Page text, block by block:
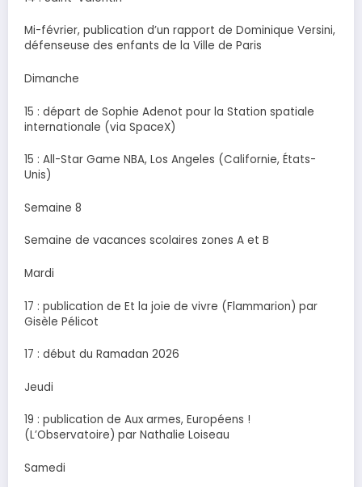
Mi-février, publication d’un rapport de Dominique Versini,
défenseuse des enfants de la Ville de Paris
Dimanche
15 : départ de Sophie Adenot pour la Station spatiale
internationale (via SpaceX)
15 : All-Star Game NBA, Los Angeles (Californie, États-
Unis)
Semaine 8
Semaine de vacances scolaires zones A et B
Mardi
17 : publication de Et la joie de vivre (Flammarion) par
Gisèle Pélicot
17 : début du Ramadan 2026
Jeudi
19 : publication de Aux armes, Européens !
(L’Observatoire) par Nathalie Loiseau
Samedi